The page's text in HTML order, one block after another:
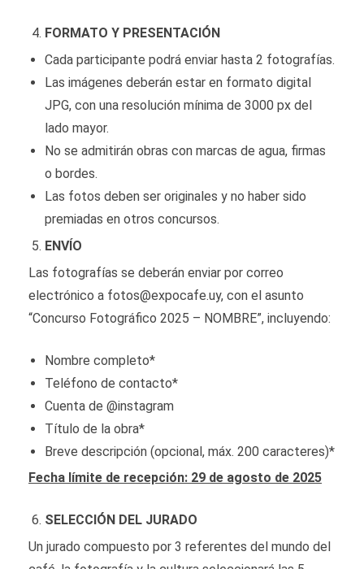
FORMATO Y PRESENTACIÓN
Cada participante podrá enviar hasta 2 fotografías.
Las imágenes deberán estar en formato digital
JPG, con una resolución mínima de 3000 px del
lado mayor.
No se admitirán obras con marcas de agua, firmas
o bordes.
Las fotos deben ser originales y no haber sido
premiadas en otros concursos.
ENVÍO
Las fotografías se deberán enviar por correo
electrónico a fotos@expocafe.uy, con el asunto
“Concurso Fotográfico 2025 – NOMBRE”, incluyendo:
Nombre completo*
Teléfono de contacto*
Cuenta de @instagram
Título de la obra*
Breve descripción (opcional, máx. 200 caracteres)*
Fecha límite de recepción: 29 de agosto de 2025
SELECCIÓN DEL JURADO
Un jurado compuesto por 3 referentes del mundo del